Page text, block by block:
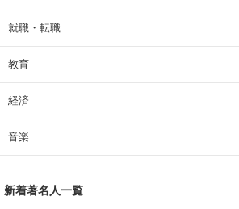
就職・転職
教育
経済
音楽
新着著名人一覧